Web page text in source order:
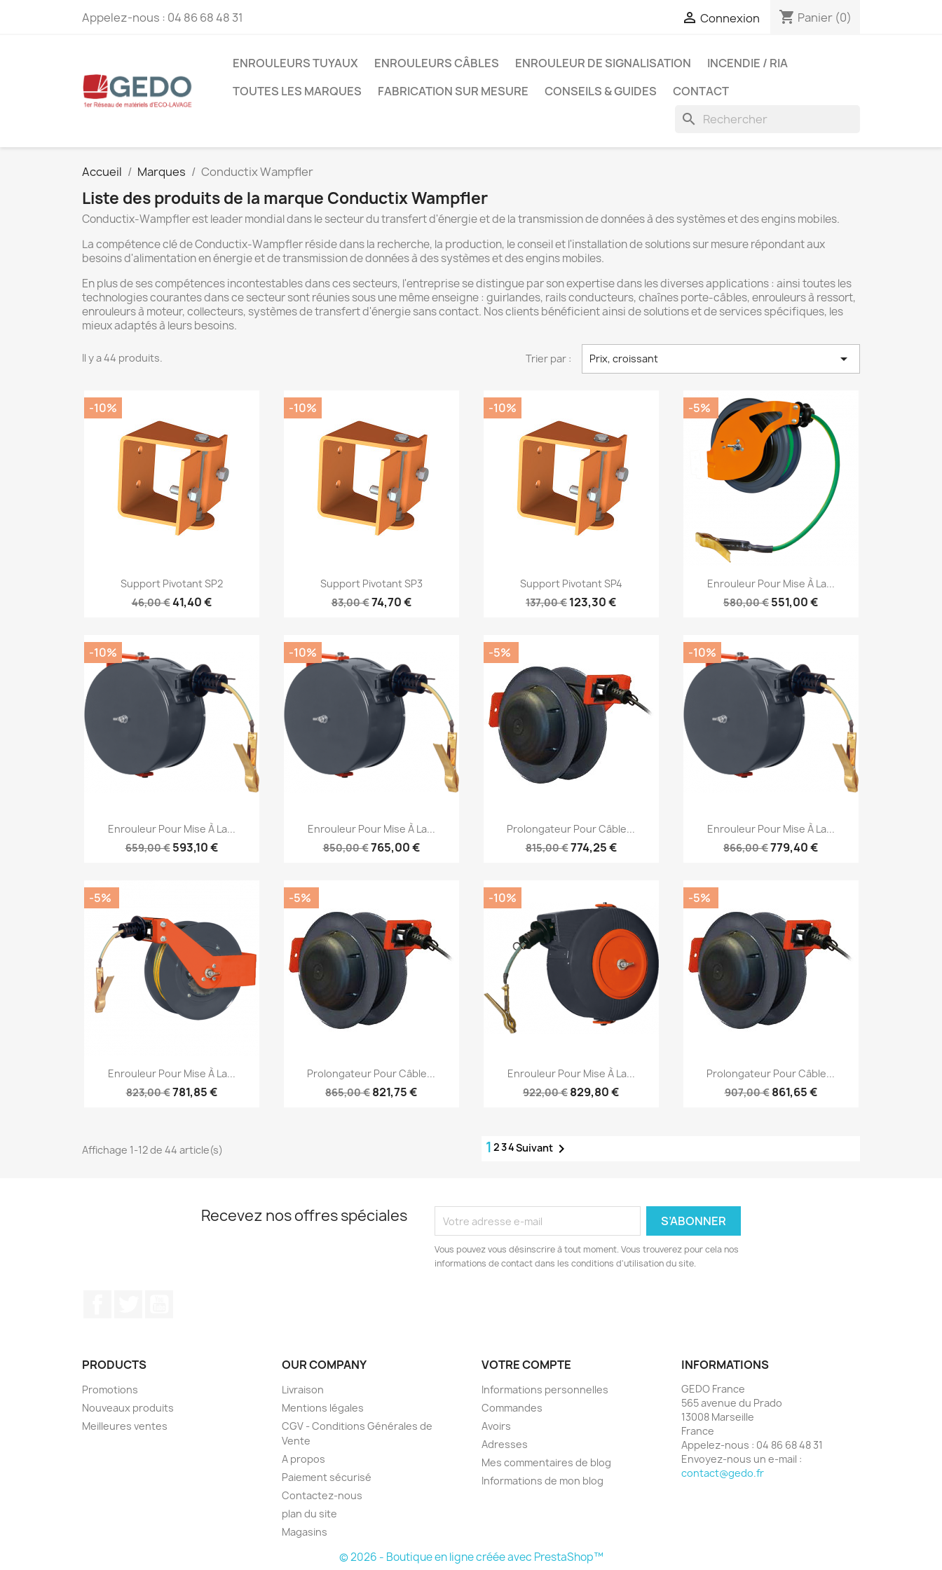
Appelez-nous : 04 86 68 48 31  Connexion shopping_cart Panier (0)
ENROULEURS TUYAUX ENROULEURS CÂBLES ENROULEUR DE SIGNALISATION
INCENDIE / RIA
TOUTES LES MARQUES
FABRICATION SUR MESURE CONSEILS & GUIDES CONTACT
search
Accueil Marques Conductix Wampfler
Liste des produits de la marque Conductix Wampfler
Conductix-Wampfler est leader mondial dans le secteur du transfert d'énergie et de la transmission de données à des systèmes et des engins mobiles.
La compétence clé de Conductix-Wampfler réside dans la recherche, la production, le conseil et l'installation de solutions sur mesure répondant aux
besoins d'alimentation en énergie et de transmission de données à des systèmes et des engins mobiles.
En plus de ses compétences incontestables dans ces secteurs, l'entreprise se distingue par son expertise dans les diverses applications : ainsi toutes les
technologies courantes dans ce secteur sont réunies sous une même enseigne : guirlandes, rails conducteurs, chaînes porte-câbles, enrouleurs à ressort,
enrouleurs à moteur, collecteurs, systèmes de transfert d'énergie sans contact. Nos clients bénéficient ainsi de solutions et de services spécifiques, les
mieux adaptés à leurs besoins.
Il y a 44 produits. Trier par : Prix, croissant 
Aperçu rapide
Support Pivotant SP2
46,00 €41,40 €
-10%
Aperçu rapide
Support Pivotant SP3
83,00 €74,70 €
-10%
Aperçu rapide
Support Pivotant SP4
137,00 € 123,30 €
-10%
Aperçu rapide
Enrouleur Pour Mise À La...
580,00 € 551,00 €
-5%
Aperçu rapide
Enrouleur Pour Mise À La...
659,00 € 593,10 €
-10%
Aperçu rapide
Enrouleur Pour Mise À La...
850,00 €765,00 €
-10%
Aperçu rapide
Prolongateur Pour Câble...
815,00 €774,25 €
-5%
Aperçu rapide
Enrouleur Pour Mise À La...
866,00 €779,40 €
-10%
Aperçu rapide
Enrouleur Pour Mise À La...
823,00 €781,85 €
-5%
Aperçu rapide
Prolongateur Pour Câble...
865,00 € 821,75 €
-5%
Aperçu rapide
Enrouleur Pour Mise À La...
922,00 € 829,80 €
-10%
Aperçu rapide
Prolongateur Pour Câble...
907,00 € 861,65 €
-5%
Affichage 1-12 de 44 article(s) 1 234Suivant
Recevez nos offres spéciales
Vous pouvez vous désinscrire à tout moment. Vous trouverez pour cela nos
informations de contact dans les conditions d'utilisation du site.
PRODUCTS
Promotions
Nouveaux produits
Meilleures ventes
OUR COMPANY
Livraison
Mentions légales
CGV - Conditions Générales de
Vente
A propos
Paiement sécurisé
Contactez-nous
plan du site
Magasins
VOTRE COMPTE
Informations personnelles
Commandes
Avoirs
Adresses
Mes commentaires de blog
Informations de mon blog
INFORMATIONS
GEDO France
565 avenue du Prado
13008 Marseille
France
Appelez-nous : 04 86 68 48 31
Envoyez-nous un e-mail :
contact@gedo.fr
© 2026 - Boutique en ligne créée avec PrestaShop™